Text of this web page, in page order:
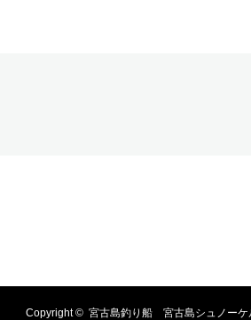
Copyright © 宮古島釣り船 宮古島シュノー